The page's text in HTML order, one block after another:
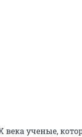
века ученые,